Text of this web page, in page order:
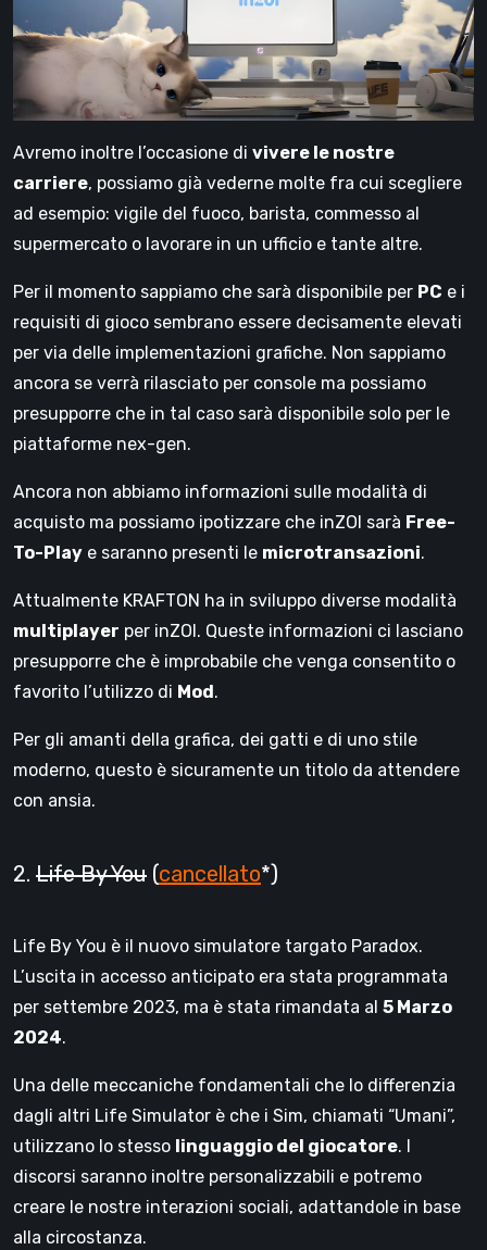
Avremo inoltre l’occasione di vivere le nostre
carriere, possiamo già vederne molte fra cui scegliere
ad esempio: vigile del fuoco, barista, commesso al
supermercato o lavorare in un ufficio e tante altre.
Per il momento sappiamo che sarà disponibile per PC e i
requisiti di gioco sembrano essere decisamente elevati
per via delle implementazioni grafiche. Non sappiamo
ancora se verrà rilasciato per console ma possiamo
presupporre che in tal caso sarà disponibile solo per le
piattaforme nex-gen.
Ancora non abbiamo informazioni sulle modalità di
acquisto ma possiamo ipotizzare che inZOI sarà Free-
To-Play e saranno presenti le microtransazioni.
Attualmente KRAFTON ha in sviluppo diverse modalità
multiplayer per inZOI. Queste informazioni ci lasciano
presupporre che è improbabile che venga consentito o
favorito l’utilizzo di Mod .
Per gli amanti della grafica, dei gatti e di uno stile
moderno, questo è sicuramente un titolo da attendere
con ansia.
2. Life By You (cancellato*)
Life By You è il nuovo simulatore targato Paradox.
L’uscita in accesso anticipato era stata programmata
per settembre 2023, ma è stata rimandata al 5 Marzo
2024.
Una delle meccaniche fondamentali che lo differenzia
dagli altri Life Simulator è che i Sim, chiamati “Umani”,
utilizzano lo stesso linguaggio del giocatore. I
discorsi saranno inoltre personalizzabili e potremo
creare le nostre interazioni sociali, adattandole in base
alla circostanza.